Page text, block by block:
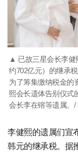
▲ 已故三星会长李健
约702亿元）的继承
为了筹集缴纳税金的
熙会长遗体告别仪式
会长李在镕等遗属。/
李健熙的遗属们宣
韩元的继承税。据